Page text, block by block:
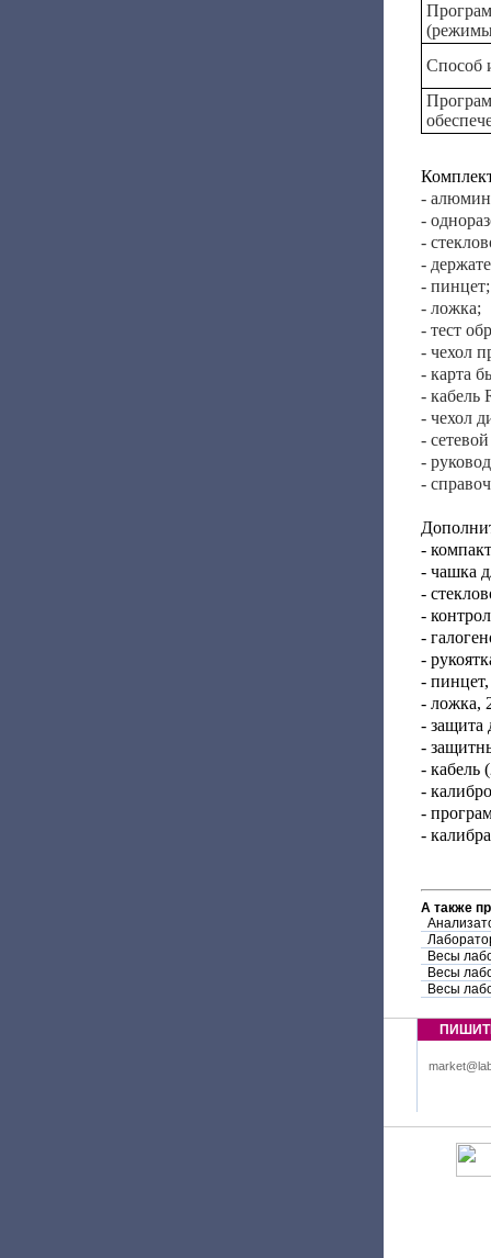
Способ
-
-
-
-
- пинцет;
- ложка;
- тест
- чехол
- карта
- кабель
- чехол
-
-
-
-
- чашка
-
-
-
-
-
- ложка,
- защита
-
- кабель
-
-
-
А также
Весы
Весы
Весы